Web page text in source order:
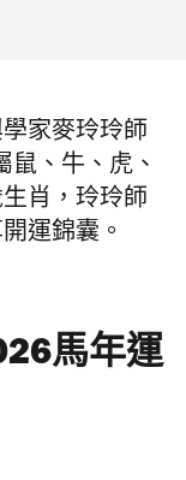
家麥玲玲師
鼠、牛、虎、
肖，玲玲師
運錦囊。
馬年運